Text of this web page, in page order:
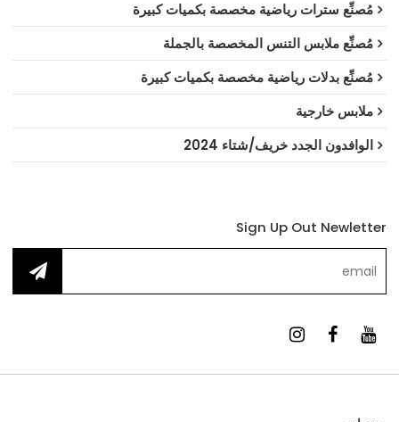
مُصنِّع سترات رياضية مخصصة بكميات كبيرة
مُصنِّع ملابس التنس المخصصة بالجملة
مُصنِّع بدلات رياضية مخصصة بكميات كبيرة
ملابس خارجية
الوافدون الجدد خريف/شتاء 2024
Sign Up Out Newletter